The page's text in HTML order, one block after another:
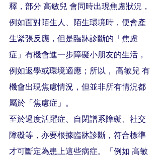
釋，部分 高敏兒 會同時出現焦慮狀況，
例如面對陌生人、陌生環境時，便會產
生緊張反應，但是臨牀診斷的「焦慮
症」有機會進一步障礙小朋友的生活，
例如返學或環境適應；所以， 高敏兒 有
機會出現焦慮情況，但並非所有情況都
屬於「焦慮症」。
至於過度活躍症、自閉譜系障礙、社交
障礙等，亦要根據臨牀診斷，符合標準
才可斷定為患上這些病症。「例如 高敏